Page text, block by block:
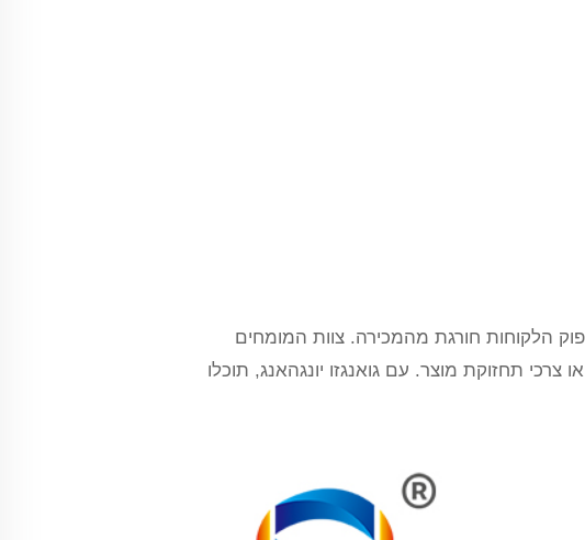
הלקוחות חורגת מהמכירה. צוות המומחים
תחזוקת מוצר. עם גואנגזו יונגהאנג, תוכלו